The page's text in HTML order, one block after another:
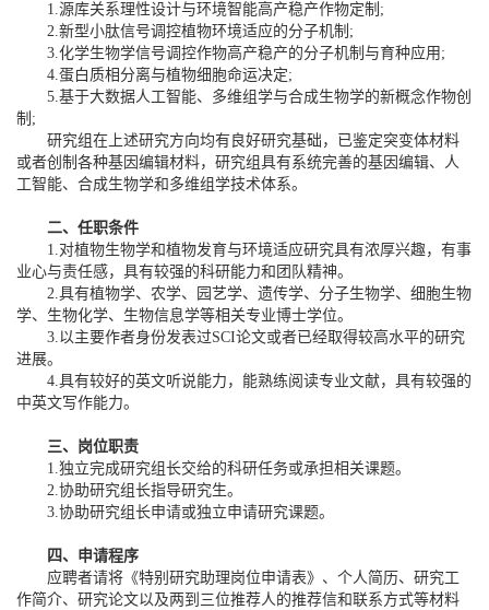
1.源库关系理性设计与环境智能高产稳产作物定制;
2.新型小肽信号调控植物环境适应的分子机制;
3.化学生物学信号调控作物高产稳产的分子机制与育种应用;
4.蛋白质相分离与植物细胞命运决定;
5.基于大数据人工智能、多维组学与合成生物学的新概念作物创
制;
研究组在上述研究方向均有良好研究基础，已鉴定突变体材料
或者创制各种基因编辑材料，研究组具有系统完善的基因编辑、人
工智能、合成生物学和多维组学技术体系。
二、任职条件
1.对植物生物学和植物发育与环境适应研究具有浓厚兴趣，有事
业心与责任感，具有较强的科研能力和团队精神。
2.具有植物学、农学、园艺学、遗传学、分子生物学、细胞生物
学、生物化学、生物信息学等相关专业博士学位。
3.以主要作者身份发表过SCI论文或者已经取得较高水平的研究
进展。
4.具有较好的英文听说能力，能熟练阅读专业文献，具有较强的
中英文写作能力。
三、岗位职责
1.独立完成研究组长交给的科研任务或承担相关课题。
2.协助研究组长指导研究生。
3.协助研究组长申请或独立申请研究课题。
四、申请程序
应聘者请将《特别研究助理岗位申请表》、个人简历、研究工
作简介、研究论文以及两到三位推荐人的推荐信和联系方式等材料